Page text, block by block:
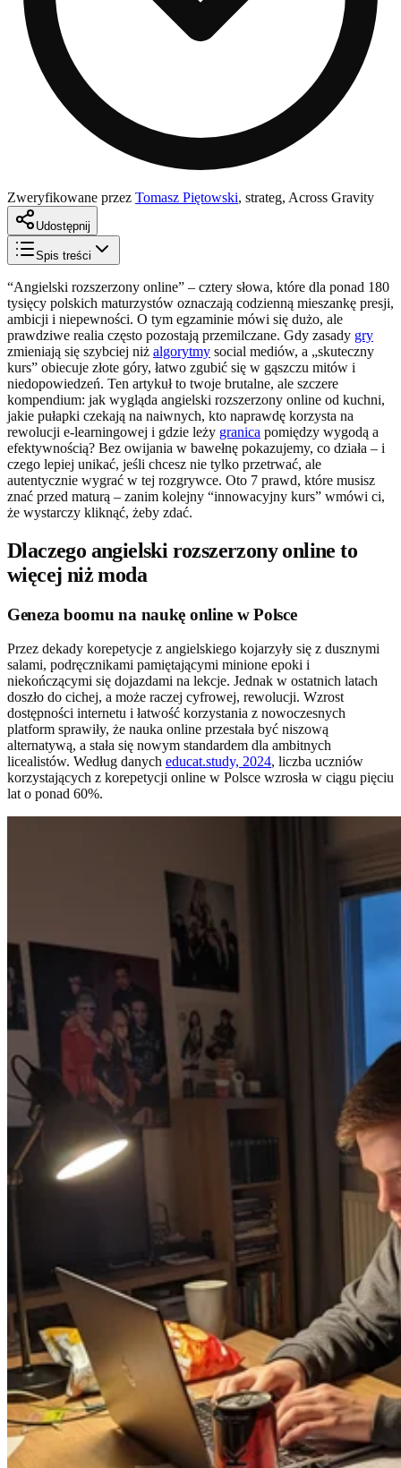
Zweryfikowane przez Tomasz Piętowski, strateg, Across Gravity
Udostępnij
Spis treści
“Angielski rozszerzony online” – cztery słowa, które dla ponad 180
tysięcy polskich maturzystów oznaczają codzienną mieszankę presji,
ambicji i niepewności. O tym egzaminie mówi się dużo, ale
prawdziwe realia często pozostają przemilczane. Gdy zasady gry
zmieniają się szybciej niż algorytmy social mediów, a „skuteczny
kurs” obiecuje złote góry, łatwo zgubić się w gąszczu mitów i
niedopowiedzeń. Ten artykuł to twoje brutalne, ale szczere
kompendium: jak wygląda angielski rozszerzony online od kuchni,
jakie pułapki czekają na naiwnych, kto naprawdę korzysta na
rewolucji e-learningowej i gdzie leży granica pomiędzy wygodą a
efektywnością? Bez owijania w bawełnę pokazujemy, co działa – i
czego lepiej unikać, jeśli chcesz nie tylko przetrwać, ale
autentycznie wygrać w tej rozgrywce. Oto 7 prawd, które musisz
znać przed maturą – zanim kolejny “innowacyjny kurs” wmówi ci,
że wystarczy kliknąć, żeby zdać.
Dlaczego angielski rozszerzony online to
więcej niż moda
Geneza boomu na naukę online w Polsce
Przez dekady korepetycje z angielskiego kojarzyły się z dusznymi
salami, podręcznikami pamiętającymi minione epoki i
niekończącymi się dojazdami na lekcje. Jednak w ostatnich latach
doszło do cichej, a może raczej cyfrowej, rewolucji. Wzrost
dostępności internetu i łatwość korzystania z nowoczesnych
platform sprawiły, że nauka online przestała być niszową
alternatywą, a stała się nowym standardem dla ambitnych
licealistów. Według danych educat.study, 2024, liczba uczniów
korzystających z korepetycji online w Polsce wzrosła w ciągu pięciu
lat o ponad 60%.